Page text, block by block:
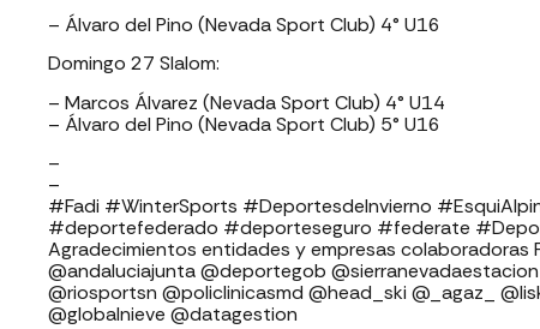
– Álvaro del Pino (Nevada Sport Club) 4° U16
Domingo 27 Slalom:
– Marcos Álvarez (Nevada Sport Club) 4° U14
– Álvaro del Pino (Nevada Sport Club) 5° U16
–
–
#Fadi #WinterSports #DeportesdeInvierno
#deportefederado #deporteseguro #federate
Agradecimientos entidades y empresas colaboradoras
⁣⁣⁣⁣@andaluciajunta @deportegob ⁣⁣⁣@sierranevadaestacion
@riosportsn @policlinicasmd @head_ski @_agaz_
@globalnieve @datagestion